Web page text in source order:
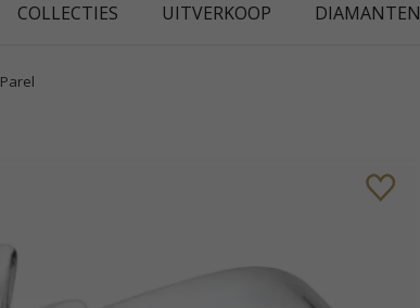
COLLECTIES UITVERKOOP DIAMANTEN
Parel